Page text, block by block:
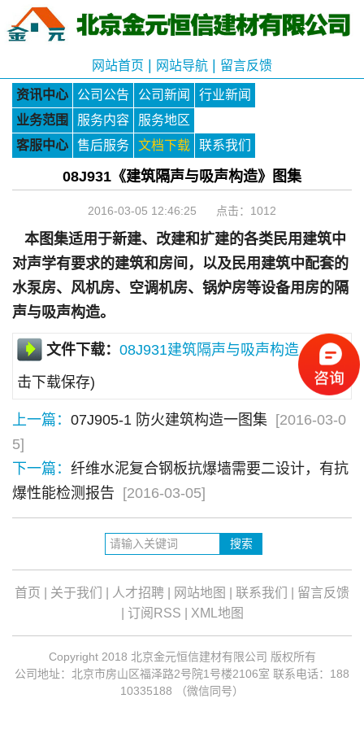
网站首页 | 网站导航 | 留言反馈
资讯中心 公司公告 公司新闻
行业新闻
业务范围
服务内容
服务地区
客服中心
售后服务 文档下载 联系我们
08J931《建筑隔声与吸声构造》图集
2016-03-05 12:46:25 点击： 1012
本图集适用于新建、改建和扩建的各类民用建筑中
对声学有要求的建筑和房间，以及民用建筑中配套的
水泵房、风机房、空调机房、锅炉房等设备用房的隔
声与吸声构造。
文件下载： 08J931建筑隔声与吸声构造.pdf (点
击下载保存)
上一篇： 07J905-1 防火建筑构造一图集 [2016-03-0
5]
下一篇： 纤维水泥复合钢板抗爆墙需要二设计，有抗
爆性能检测报告 [2016-03-05]
首页 关于我们 人才招聘 网站地图 联系我们
留言反馈
订阅RSS XML地图
Copyright 2018 北京金元恒信建材有限公司 版权所有
公司地址：北京市房山区福泽路2号院1号楼2106室 联系电话：188
10335188 （微信同号）